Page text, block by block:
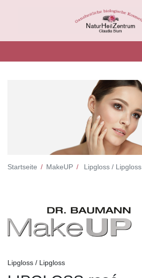
Startseite MakeUP Lipgloss / Lipgloss
Lipgloss / Lipgloss